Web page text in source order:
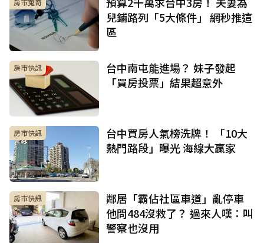
房市蒐奇
兒鋪路列「5大條件」 網秒推這
區
房市快訊
台中南屯能進場？ 妹子發起
「買房投票」結果超意外
房市快訊
台中買房人氣榜洗牌！ 「10大
熱門路段」曝光 海線大贏家
房市快訊
鄰居「霸佔社區車道」亂停車
他問484沒救了？ 過來人嘆：叫
警察也沒用